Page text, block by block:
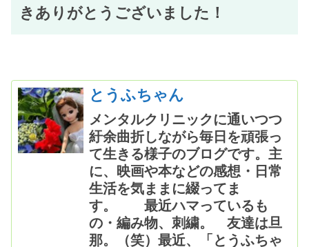
きありがとうございました！
とうふちゃん
メンタルクリニックに通いつつ
紆余曲折しながら毎日を頑張っ
て生きる様子のブログです。主
に、映画や本などの感想・日常
生活を気ままに綴ってま
す。 最近ハマっているも
の・編み物、刺繍。 友達は旦
那。（笑）最近、「とうふちゃ